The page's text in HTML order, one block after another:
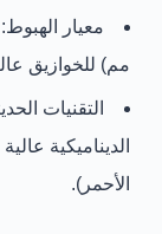
معيار الهبوط:
مم) للخوازيق
التقنيات
الديناميكية
الأحمر).